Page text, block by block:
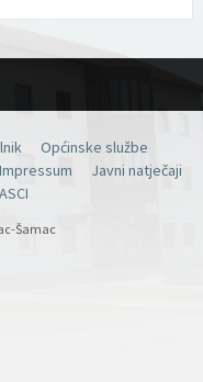
Općinske službe
Impressum
Javni natječaji
Šamac